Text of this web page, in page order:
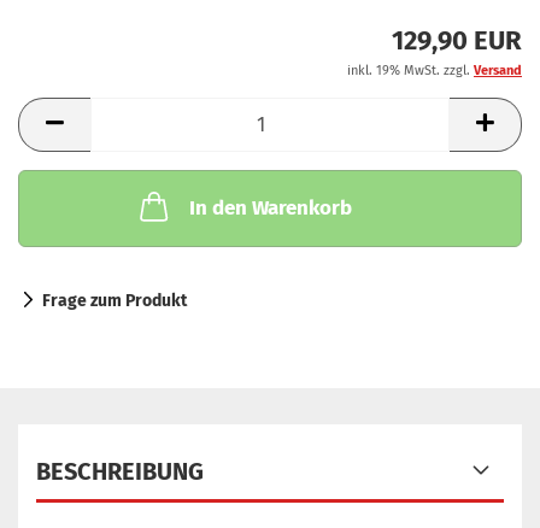
129,90 EUR
inkl. 19% MwSt. zzgl. Versand
In den Warenkorb
Frage zum Produkt
BESCHREIBUNG